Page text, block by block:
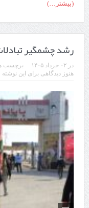
(بیشتر…)
رشد چشمگیر
در ۰۲ خرداد ۱۴۰۵ برچسب
هنوز دیدگاهی برای این نوشته